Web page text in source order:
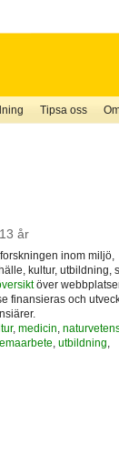
Tipsa oss
år
inom miljö,
kultur, utbildning,
över
finansieras och
, medicin
utbildning